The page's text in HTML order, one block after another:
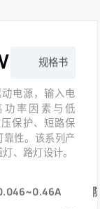
系列规格书
电源，输入电
功率因素与低
保护、短路保
性。该系列产
、路灯设计。